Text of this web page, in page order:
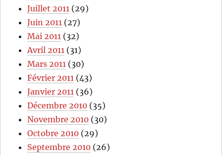
Juillet 2011 (29)
Juin 2011 (27)
Mai 2011 (32)
Avril 2011 (31)
Mars 2011 (30)
Février 2011 (43)
Janvier 2011 (36)
Décembre 2010 (35)
Novembre 2010 (30)
Octobre 2010 (29)
Septembre 2010 (26)